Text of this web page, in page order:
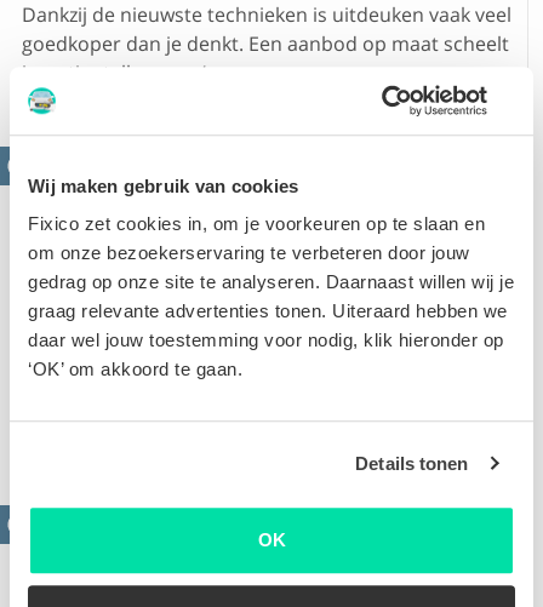
Wij maken gebruik van cookies
Fixico zet cookies in, om je voorkeuren op te slaan en
om onze bezoekerservaring te verbeteren door jouw
gedrag op onze site te analyseren. Daarnaast willen wij je
graag relevante advertenties tonen. Uiteraard hebben we
daar wel jouw toestemming voor nodig, klik hieronder op
‘OK’ om akkoord te gaan.
Details tonen
OK
Dankzij de nieuwste technieken is uitdeuken vaak veel
goedkoper dan je denkt. Een aanbod op maat scheelt
je zo tientallen euro’s
Krassen verwijderen
Oppervlakkige of diepe krassen. Op basis van de